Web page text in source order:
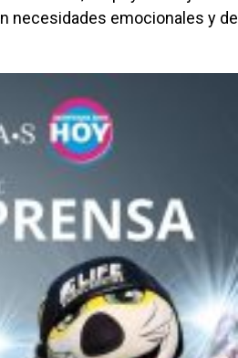
necesidades emocionales y de